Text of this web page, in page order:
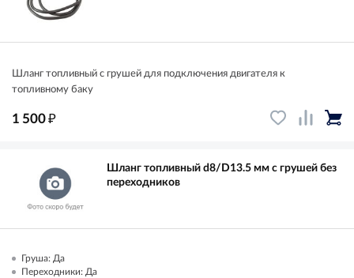
Шланг топливный с грушей для подключения двигателя к
топливному баку
1 500₽
Шланг топливный d8/D13.5 мм с грушей без
переходников
Груша: Да
Переходники: Да